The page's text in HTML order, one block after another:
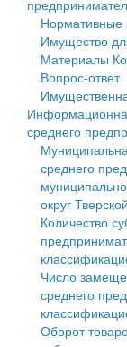
Экономика и
...
Символика
Устав
Гостям округа
Туризм
Культура
Образование
Социальная
Фотоальбом
Тверской
Управление
Открытые
Работа с
Проекты
Финансовое
Бюджет для
Имущество
Выявление
объектов
среднего
среднего
Нормативные
Имущество
Материалы
Вопрос-ответ
среднего
среднего
округ
Количество
Число
среднего
Оборот